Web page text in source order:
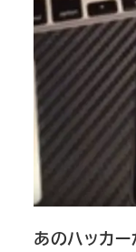
あのハッカ